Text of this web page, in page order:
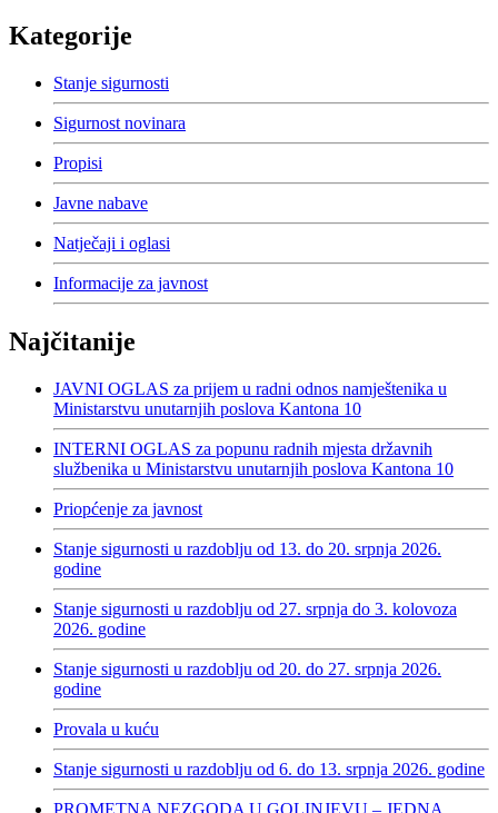
Kategorije
Stanje sigurnosti
Sigurnost novinara
Propisi
Javne nabave
Natječaji i oglasi
Informacije za javnost
Najčitanije
JAVNI OGLAS za prijem u radni odnos namještenika u
Ministarstvu unutarnjih poslova Kantona 10
INTERNI OGLAS za popunu radnih mjesta državnih
službenika u Ministarstvu unutarnjih poslova Kantona 10
Priopćenje za javnost
Stanje sigurnosti u razdoblju od 13. do 20. srpnja 2026.
godine
Stanje sigurnosti u razdoblju od 27. srpnja do 3. kolovoza
2026. godine
Stanje sigurnosti u razdoblju od 20. do 27. srpnja 2026.
godine
Provala u kuću
Stanje sigurnosti u razdoblju od 6. do 13. srpnja 2026. godine